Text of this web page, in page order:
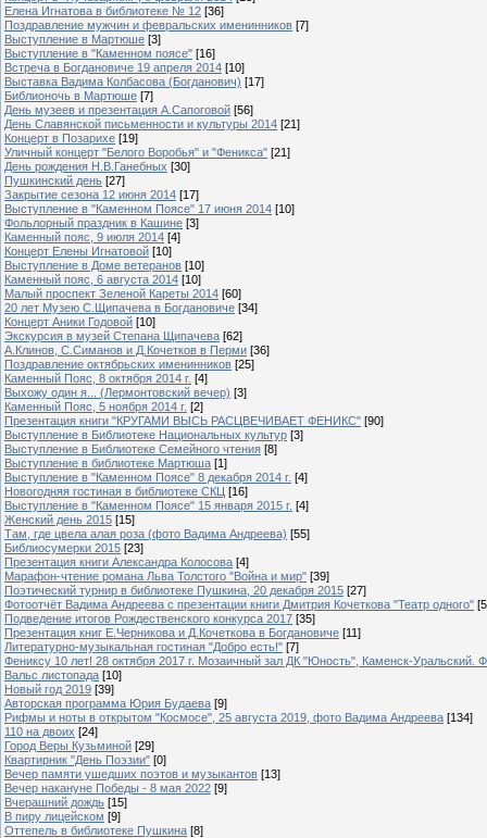
Елена Игнатова в библиотеке № 12 [36]
Поздравление мужчин и февральских именинников [7]
Выступление в Мартюше [3]
Выступление в "Каменном поясе" [16]
Встреча в Богдановиче 19 апреля 2014 [10]
Выставка Вадима Колбасова (Богданович) [17]
Библионочь в Мартюше [7]
День музеев и презентация А.Сапоговой [56]
День Славянской письменности и культуры 2014 [21]
Концерт в Позарихе [19]
Уличный концерт "Белого Воробья" и "Феникса" [21]
День рождения Н.В.Ганебных [30]
Пушкинский день [27]
Закрытие сезона 12 июня 2014 [17]
Выступление в "Каменном Поясе" 17 июня 2014 [10]
Фольлорный праздник в Кашине [3]
Каменный пояс, 9 июля 2014 [4]
Концерт Елены Игнатовой [10]
Выступление в Доме ветеранов [10]
Каменный пояс, 6 августа 2014 [10]
Малый проспект Зеленой Кареты 2014 [60]
20 лет Музею С.Щипачева в Богдановиче [34]
Концерт Аники Годовой [10]
Экскурсия в музей Степана Щипачева [62]
А.Клинов, С.Симанов и Д.Кочетков в Перми [36]
Поздравление октябрьских именинников [25]
Каменный Пояс, 8 октября 2014 г. [4]
Выхожу один я... (Лермонтовский вечер) [3]
Каменный Пояс, 5 ноября 2014 г. [2]
Презентация книги "КРУГАМИ ВЫСЬ РАСЦВЕЧИВАЕТ ФЕНИКС" [90]
Выступление в Библиотеке Национальных культур [3]
Выступление в Библиотеке Семейного чтения [8]
Выступление в библиотеке Мартюша [1]
Выступление в "Каменном Поясе" 8 декабря 2014 г. [4]
Новогодняя гостиная в библиотеке СКЦ [16]
Выступление в "Каменном Поясе" 15 января 2015 г. [4]
Женский день 2015 [15]
Там, где цвела алая роза (фото Вадима Андреева) [55]
Библиосумерки 2015 [23]
Презентация книги Александра Колосова [4]
Марафон-чтение романа Льва Толстого "Война и мир" [39]
Поэтический турнир в библиотеке Пушкина, 20 декабря 2015 [27]
Фотоотчёт Вадима Андреева с презентации книги Дмитрия Кочеткова "Театр одного"
Подведение итогов Рождественского конкурса 2017 [35]
Презентация книг Е.Черникова и Д.Кочеткова в Богдановиче [11]
Литературно-музыкальная гостиная "Добро есть!" [7]
Фениксу 10 лет! 28 октября 2017 г. Мозаичный зал ДК "Юность", Каменск-Уральский.
Вальс листопада [10]
Новый год 2019 [39]
Авторская программа Юрия Будаева [9]
Рифмы и ноты в открытом "Космосе", 25 августа 2019, фото Вадима Андреева [134]
110 на двоих [24]
Город Веры Кузьминой [29]
Квартирник "День Поэзии" [0]
Вечер памяти ушедших поэтов и музыкантов [13]
Вечер накануне Победы - 8 мая 2022 [9]
Вчерашний дождь [15]
В пиру лицейском [9]
Оттепель в библиотеке Пушкина [8]